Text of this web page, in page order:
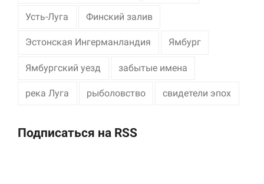
Усть-Луга Финский залив
Эстонская Ингерманландия Ямбург
Ямбургский уезд забытые имена
река Луга рыболовство свидетели эпох
Подписаться на RSS